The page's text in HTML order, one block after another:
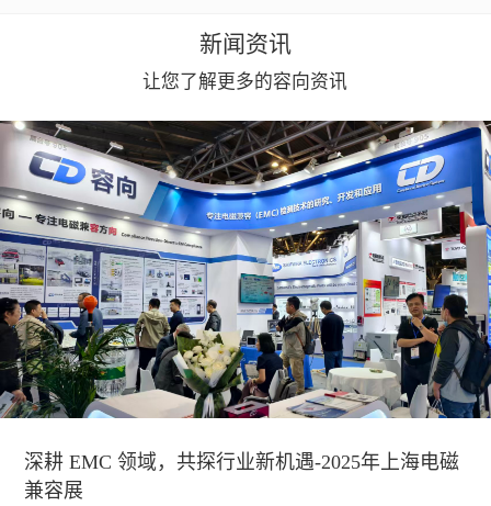
新闻资讯
让您了解更多的容向资讯
深耕 EMC 领域，共探行业新机遇-2025年上海电磁
兼容展